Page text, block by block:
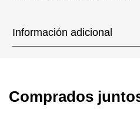
Información adicional
Comprados